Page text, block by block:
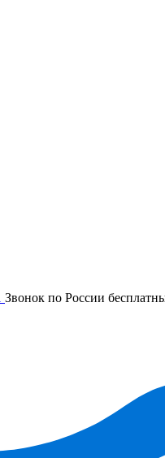
Звонок по России